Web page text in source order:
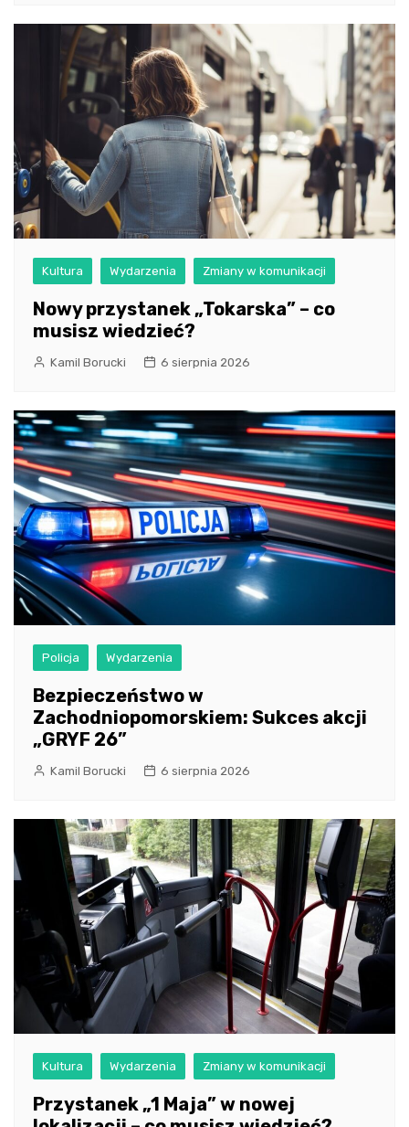
Kultura Wydarzenia Zmiany w komunikacji
Nowy przystanek „Tokarska” – co
musisz wiedzieć?
Kamil Borucki 6 sierpnia 2026
Policja Wydarzenia
Bezpieczeństwo w
Zachodniopomorskiem: Sukces akcji
„GRYF 26”
Kamil Borucki 6 sierpnia 2026
Kultura Wydarzenia Zmiany w komunikacji
Przystanek „1 Maja” w nowej